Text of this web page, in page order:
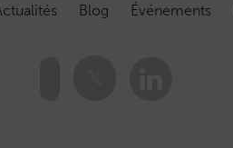
Blog Événements